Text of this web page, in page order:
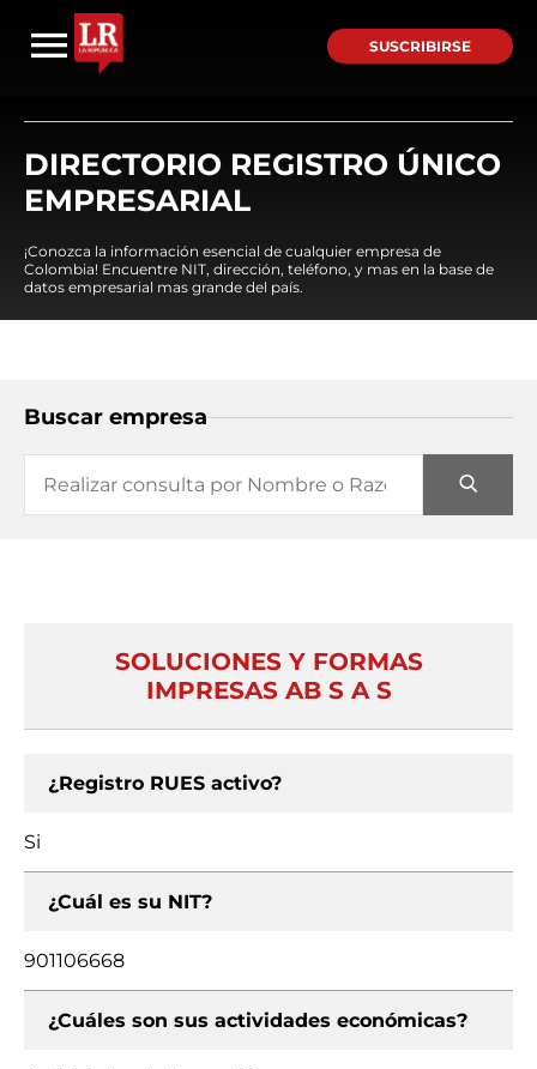
SUSCRIBIRSE
DIRECTORIO REGISTRO ÚNICO
EMPRESARIAL
¡Conozca la información esencial de cualquier empresa de
Colombia! Encuentre NIT, dirección, teléfono, y mas en la base de
datos empresarial mas grande del país.
Buscar empresa
SOLUCIONES Y FORMAS
IMPRESAS AB S A S
¿Registro RUES activo?
Si
¿Cuál es su NIT?
901106668
¿Cuáles son sus actividades económicas?